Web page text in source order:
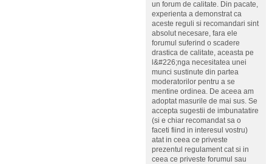
un forum de calitate. Din pacate,
experienta a demonstrat ca
aceste reguli si recomandari sint
absolut necesare, fara ele
forumul suferind o scadere
drastica de calitate, aceasta pe
l&#226;nga necesitatea unei
munci sustinute din partea
moderatorilor pentru a se
mentine ordinea. De aceea am
adoptat masurile de mai sus. Se
accepta sugestii de imbunatatire
(si e chiar recomandat sa o
faceti fiind in interesul vostru)
atat in ceea ce priveste
prezentul regulament cat si in
ceea ce priveste forumul sau